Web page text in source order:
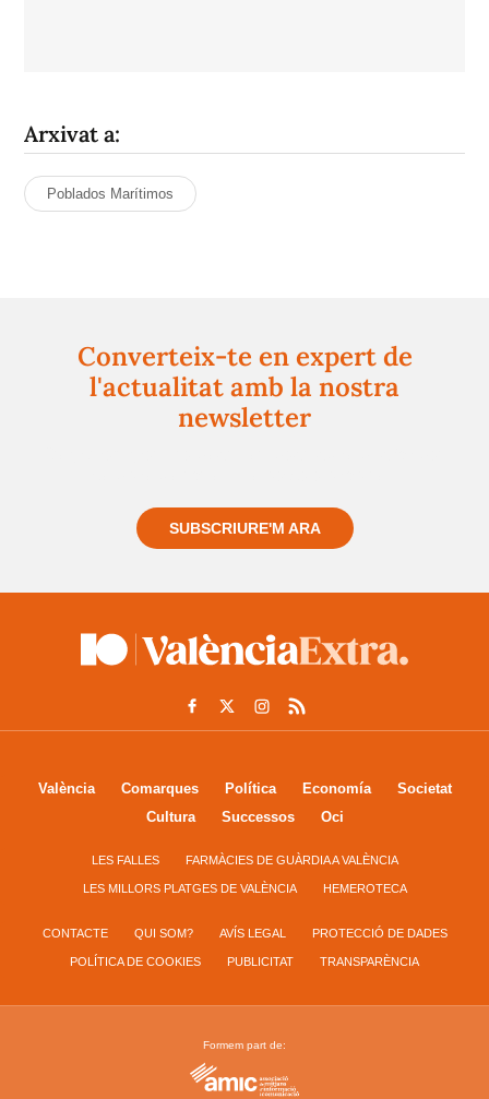
Arxivat a:
Poblados Marítimos
Converteix-te en expert de
l'actualitat amb la nostra
newsletter
SUBSCRIURE'M ARA
València Comarques Política Economía
Societat
Cultura
Successos Oci
LES FALLES FARMÀCIES DE GUÀRDIA A VALÈNCIA
LES MILLORS PLATGES DE VALÈNCIA HEMEROTECA
CONTACTE QUI SOM? AVÍS LEGAL PROTECCIÓ DE DADES
POLÍTICA DE COOKIES PUBLICITAT TRANSPARÈNCIA
Formem part de: